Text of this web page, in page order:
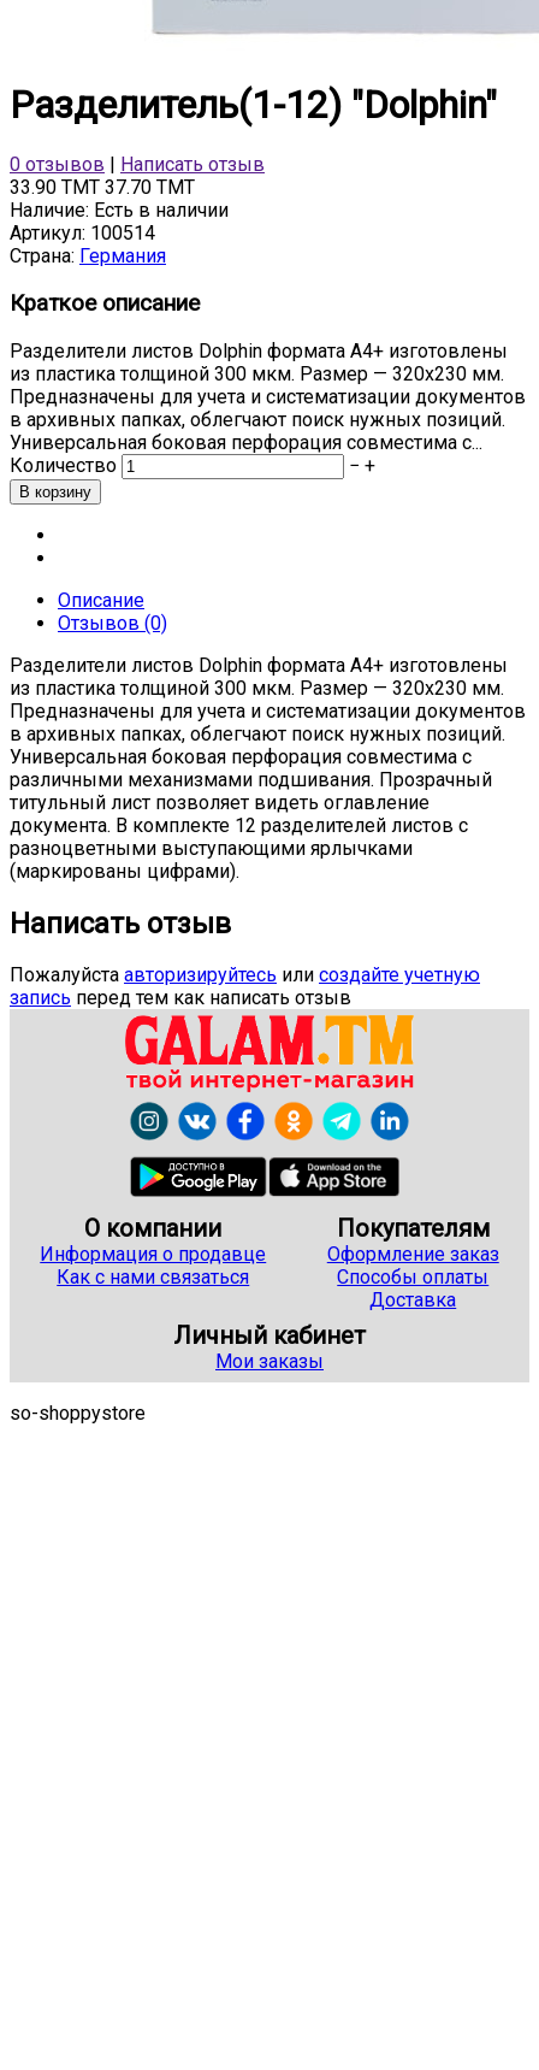
Разделитель(1-12) "Dolphin"
0 отзывов
Написать отзыв
33.90 TMT 37.70 TMT
Наличие: Есть в наличии
Артикул: 100514
Страна: Германия
Краткое описание
Разделители листов Dolphin формата А4+ изготовлены
из пластика толщиной 300 мкм. Размер — 320x230 мм.
Предназначены для учета и систематизации документов
в архивных папках, облегчают поиск нужных позиций.
Универсальная боковая перфорация совместима с...
Количество
− +
Описание
Отзывов (0)
Разделители листов Dolphin формата А4+ изготовлены
из пластика толщиной 300 мкм. Размер — 320x230 мм.
Предназначены для учета и систематизации документов
в архивных папках, облегчают поиск нужных позиций.
Универсальная боковая перфорация совместима с
различными механизмами подшивания. Прозрачный
титульный лист позволяет видеть оглавление
документа. В комплекте 12 разделителей листов с
разноцветными выступающими ярлычками
(маркированы цифрами).
Написать отзыв
Пожалуйста авторизируйтесь или создайте учетную
запись перед тем как написать отзыв
О компании
Информация о продавце
Как с нами связаться
Покупателям
Оформление заказ
Способы оплаты
Доставка
Личный кабинет
Мои заказы
so-shoppystore